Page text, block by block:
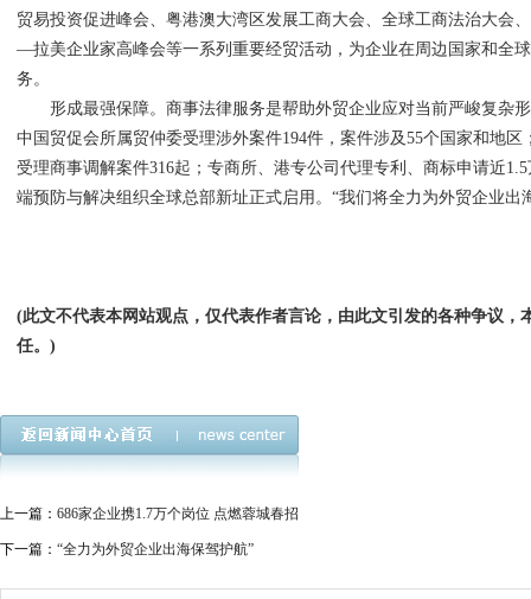
贸易投资促进峰会、粤港澳大湾区发展工商大会、全球工商法治大会
—拉美企业家高峰会等一系列重要经贸活动，为企业在周边国家和全
务。
形成最强保障。商事法律服务是帮助外贸企业应对当前严峻复杂
中国贸促会所属贸仲委受理涉外案件194件，案件涉及55个国家和地
受理商事调解案件316起；专商所、港专公司代理专利、商标申请近
端预防与解决组织全球总部新址正式启用。“我们将全力为外贸企业出
(此文不代表本网站观点，仅代表作者言论，由此文引发的各种争议，
任。)
上一篇： 686家企业携1.7万个岗位 点燃蓉城春招
下一篇： “全力为外贸企业出海保驾护航”